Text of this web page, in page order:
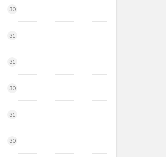
30
31
31
30
31
30